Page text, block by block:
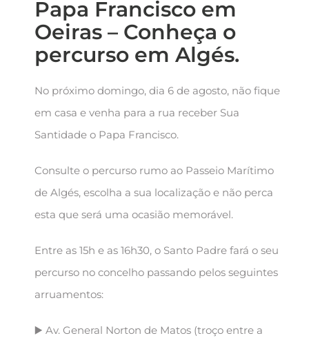
Papa Francisco em
Oeiras – Conheça o
percurso em Algés.
No próximo domingo, dia 6 de agosto, não fique
em casa e venha para a rua receber Sua
Santidade o Papa Francisco.
Consulte o percurso rumo ao Passeio Marítimo
de Algés, escolha a sua localização e não perca
esta que será uma ocasião memorável.
Entre as 15h e as 16h30, o Santo Padre fará o seu
percurso no concelho passando pelos seguintes
arruamentos:
▶️ Av. General Norton de Matos (troço entre a